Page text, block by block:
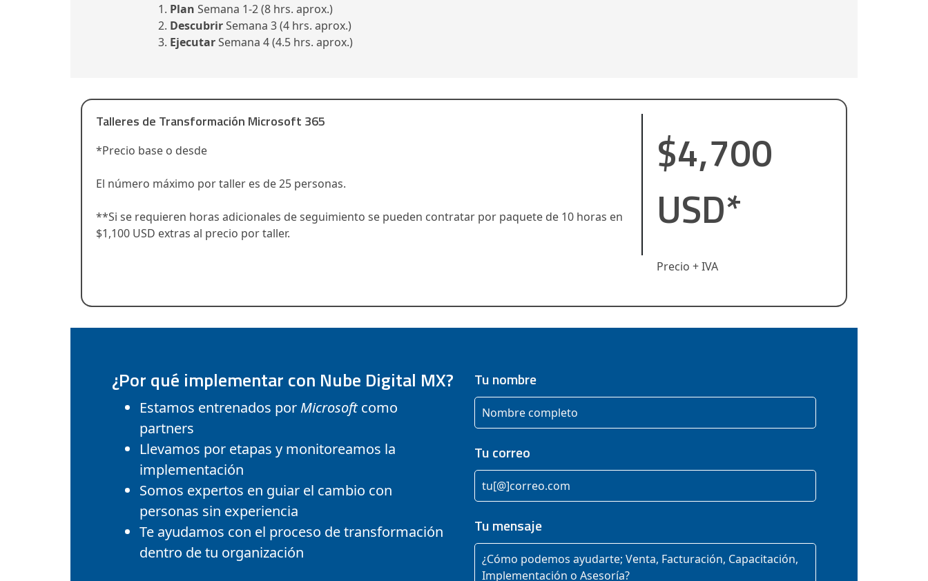
1. Plan Semana 1-2 (8 hrs. aprox.)
2. DescubrirSemana 3 (4 hrs. aprox.)
3. EjecutarSemana 4 (4.5 hrs. aprox.)
Talleres de Transformación Microsoft 365
*Precio base o desde
El número máximo por taller es de 25 personas.
**Si se requieren horas adicionales de seguimiento se pueden contratar por paquete de 10 horas en
$1,100 USD extras al precio por taller.
$4,700
USD*
Precio + IVA
¿Por qué implementar con Nube Digital MX?
Estamos entrenados porMicrosoftcomo
partners
Llevamos por etapas y monitoreamos la
implementación
Somos expertos en guiar el cambio con
personas sin experiencia
Te ayudamos con el proceso de transformación
dentro de tu organización
Tu nombre
Tu correo
Tu mensaje